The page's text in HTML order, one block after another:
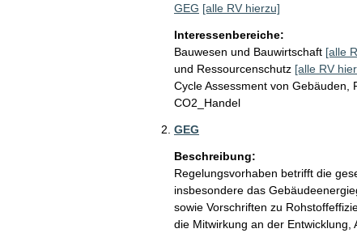
GEG [alle RV hierzu]
Interessenbereiche:
Bauwesen und Bauwirtschaft [alle
und Ressourcenschutz [alle RV
Cycle Assessment von Gebäuden,
CO2_Handel
GEG
Beschreibung:
Regelungsvorhaben betrifft die
insbesondere das
sowie Vorschriften zu
die Mitwirkung an der